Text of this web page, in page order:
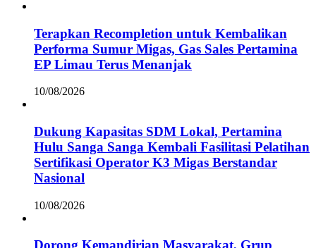
Terapkan Recompletion untuk Kembalikan
Performa Sumur Migas, Gas Sales Pertamina
EP Limau Terus Menanjak
10/08/2026
Dukung Kapasitas SDM Lokal, Pertamina
Hulu Sanga Sanga Kembali Fasilitasi Pelatihan
Sertifikasi Operator K3 Migas Berstandar
Nasional
10/08/2026